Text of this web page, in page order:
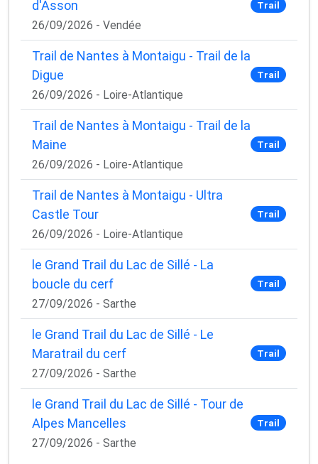
d'Asson
26/09/2026 - Vendée
Trail
Trail de Nantes à Montaigu - Trail de la
Digue
26/09/2026 - Loire-Atlantique
Trail
Trail de Nantes à Montaigu - Trail de la
Maine
26/09/2026 - Loire-Atlantique
Trail
Trail de Nantes à Montaigu - Ultra
Castle Tour
26/09/2026 - Loire-Atlantique
Trail
le Grand Trail du Lac de Sillé - La
boucle du cerf
27/09/2026 - Sarthe
Trail
le Grand Trail du Lac de Sillé - Le
Maratrail du cerf
27/09/2026 - Sarthe
Trail
le Grand Trail du Lac de Sillé - Tour de
Alpes Mancelles
27/09/2026 - Sarthe
Trail